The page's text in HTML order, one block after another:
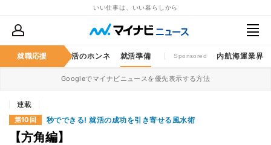
いい仕事は、いい暮らしから
就職応援
仕事のゲンバ 就活のホンネ 就活準備 Sponsored 内航海運業界
Googleでマイナビニュースを優先表示する方法
連載
第10回 秒でできる! 就活の成功を引き寄せる風水術
【方角編】